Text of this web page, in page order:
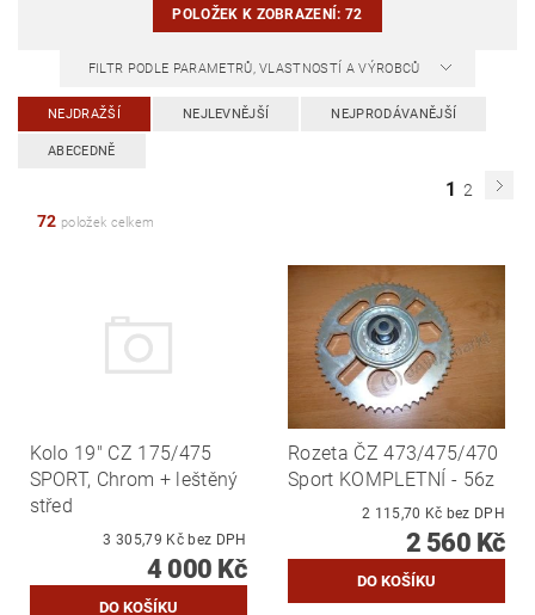
POLOŽEK K ZOBRAZENÍ:72
FILTR PODLE PARAMETRŮ, VLASTNOSTÍ A VÝROBCŮ
NEJDRAŽŠÍ NEJLEVNĚJŠÍ NEJPRODÁVANĚJŠÍ
ABECEDNĚ
1 2
72 položek celkem
Kolo 19" CZ 175/475
SPORT, Chrom + leštěný
střed
3 305,79 Kč bez DPH
4 000 Kč
Rozeta ČZ 473/475/470
Sport KOMPLETNÍ - 56z
2 115,70 Kč bez DPH
2 560 Kč